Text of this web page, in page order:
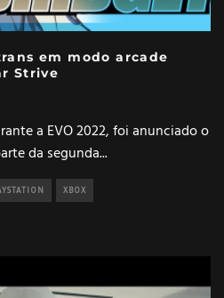
em modo arcade
Strive
a EVO 2022, foi anunciado o
da segunda...
XBOX